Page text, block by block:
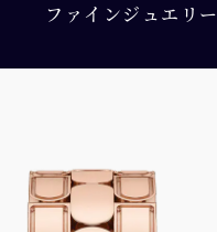
ファインジュエリー